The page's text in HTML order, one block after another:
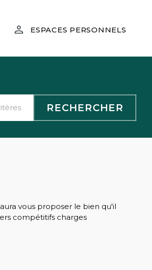
ESPACES PERSONNELS
vous proposer le bien qu'il
compétitifs charges